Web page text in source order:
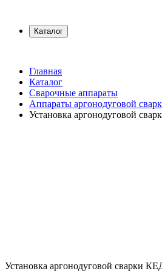
Каталог
Главная
Каталог
Сварочные аппараты
Аппараты аргонодуговой
Установка аргонодуговой
Установка аргонодуговой сварки